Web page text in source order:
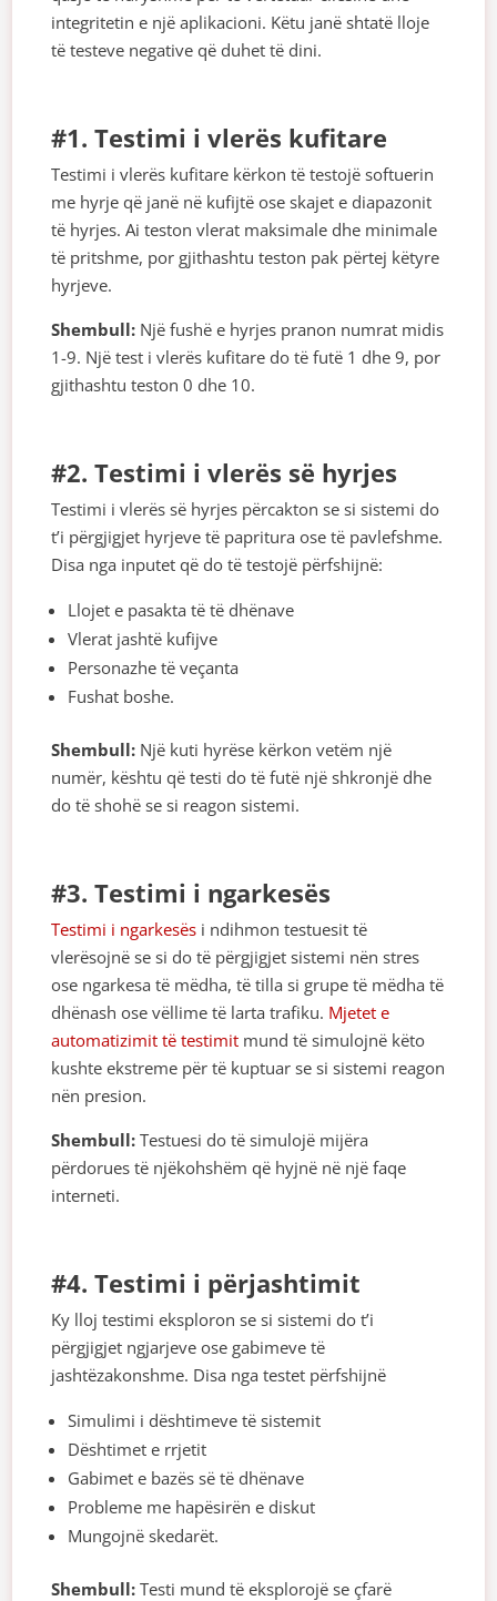
integritetin e një aplikacioni. Këtu janë shtatë lloje
të testeve negative që duhet të dini.
#1. Testimi i vlerës kufitare
Testimi i vlerës kufitare kërkon të testojë softuerin
me hyrje që janë në kufijtë ose skajet e diapazonit
të hyrjes. Ai teston vlerat maksimale dhe minimale
të pritshme, por gjithashtu teston pak përtej këtyre
hyrjeve.
Shembull: Një fushë e hyrjes pranon numrat midis
1-9. Një test i vlerës kufitare do të futë 1 dhe 9, por
gjithashtu teston 0 dhe 10.
#2. Testimi i vlerës së hyrjes
Testimi i vlerës së hyrjes përcakton se si sistemi do
t’i përgjigjet hyrjeve të papritura ose të pavlefshme.
Disa nga inputet që do të testojë përfshijnë:
Llojet e pasakta të të dhënave
Vlerat jashtë kufijve
Personazhe të veçanta
Fushat boshe.
Shembull: Një kuti hyrëse kërkon vetëm një
numër, kështu që testi do të futë një shkronjë dhe
do të shohë se si reagon sistemi.
#3. Testimi i ngarkesës
Testimi i ngarkesës i ndihmon testuesit të
vlerësojnë se si do të përgjigjet sistemi nën stres
ose ngarkesa të mëdha, të tilla si grupe të mëdha të
dhënash ose vëllime të larta trafiku. Mjetet e
automatizimit të testimit mund të simulojnë këto
kushte ekstreme për të kuptuar se si sistemi reagon
nën presion.
Shembull: Testuesi do të simulojë mijëra
përdorues të njëkohshëm që hyjnë në një faqe
interneti.
#4. Testimi i përjashtimit
Ky lloj testimi eksploron se si sistemi do t’i
përgjigjet ngjarjeve ose gabimeve të
jashtëzakonshme. Disa nga testet përfshijnë
Simulimi i dështimeve të sistemit
Dështimet e rrjetit
Gabimet e bazës së të dhënave
Probleme me hapësirën e diskut
Mungojnë skedarët.
Shembull: Testi mund të eksplorojë se çfarë